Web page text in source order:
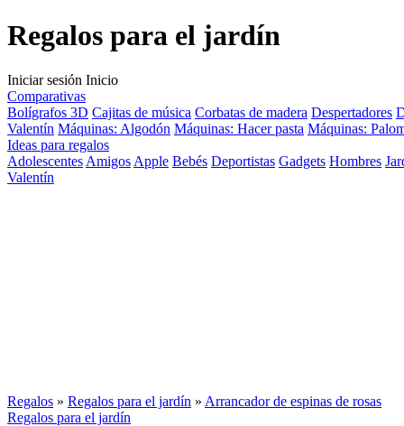
Regalos para el jardín
Iniciar sesión Inicio
Comparativas
Bolígrafos 3D Cajitas de música Corbatas de madera Despertadores
Valentín Máquinas: Algodón Máquinas: Hacer pasta Máquinas:
Ideas para regalos
Adolescentes Amigos Apple Bebés Deportistas Gadgets Hombres
Valentín
Regalos » Regalos para el jardín » Arrancador de espinas de rosas
Regalos para el jardín